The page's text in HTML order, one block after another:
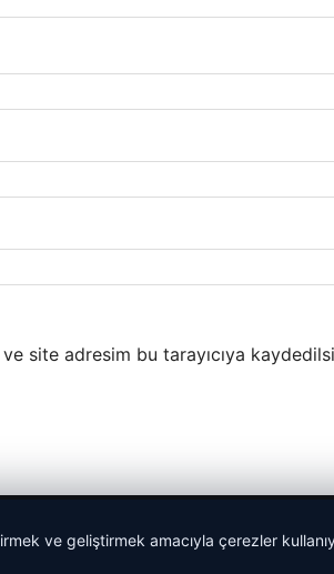
site adresim bu tarayıcıya
ve geliştirmek amacıyla çerezler